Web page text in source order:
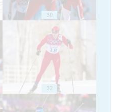
30
32